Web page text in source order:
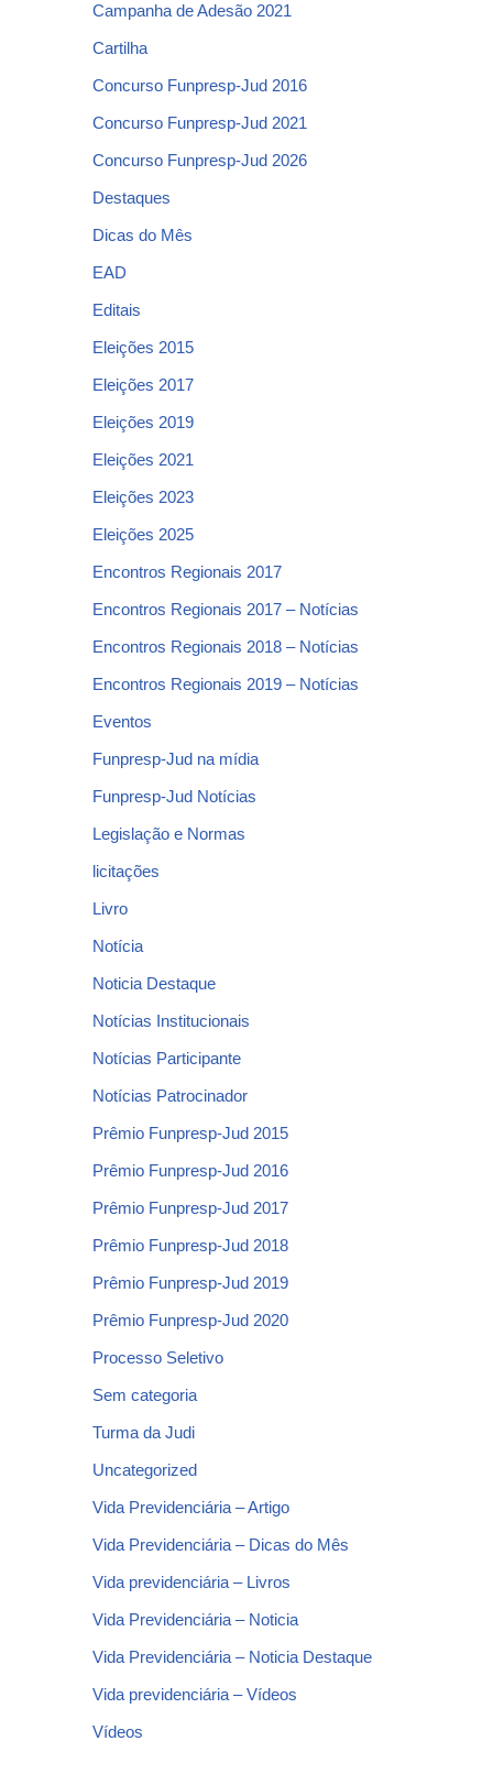
Campanha de Adesão 2021
Cartilha
Concurso Funpresp-Jud 2016
Concurso Funpresp-Jud 2021
Concurso Funpresp-Jud 2026
Destaques
Dicas do Mês
EAD
Editais
Eleições 2015
Eleições 2017
Eleições 2019
Eleições 2021
Eleições 2023
Eleições 2025
Encontros Regionais 2017
Encontros Regionais 2017 – Notícias
Encontros Regionais 2018 – Notícias
Encontros Regionais 2019 – Notícias
Eventos
Funpresp-Jud na mídia
Funpresp-Jud Notícias
Legislação e Normas
licitações
Livro
Notícia
Noticia Destaque
Notícias Institucionais
Notícias Participante
Notícias Patrocinador
Prêmio Funpresp-Jud 2015
Prêmio Funpresp-Jud 2016
Prêmio Funpresp-Jud 2017
Prêmio Funpresp-Jud 2018
Prêmio Funpresp-Jud 2019
Prêmio Funpresp-Jud 2020
Processo Seletivo
Sem categoria
Turma da Judi
Uncategorized
Vida Previdenciária – Artigo
Vida Previdenciária – Dicas do Mês
Vida previdenciária – Livros
Vida Previdenciária – Noticia
Vida Previdenciária – Noticia Destaque
Vida previdenciária – Vídeos
Vídeos